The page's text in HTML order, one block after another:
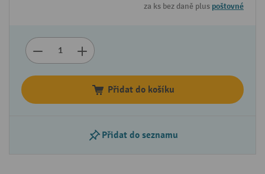
za ks bez daně plus poštovné
Přidat do košíku
Přidat do seznamu